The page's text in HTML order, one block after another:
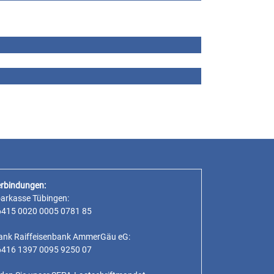
Tübingen:
0020 0005 0781 85
Raiffeisenbank AmmerGäu eG:
1397 0095 9250 07